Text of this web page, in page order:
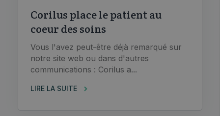
Corilus place le patient au
coeur des soins
Vous l'avez peut-être déjà remarqué sur
notre site web ou dans d'autres
communications : Corilus a...
LIRE LA SUITE